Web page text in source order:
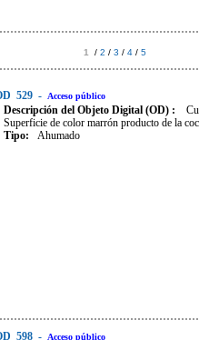
1 / 2 / 3 / 4 / 5
529 - Acceso público
Descripción del Objeto Digital (OD) :
Superficie de color marrón producto de la
Tipo: Ahumado
598 - Acceso público